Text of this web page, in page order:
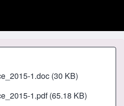
1.doc (30 KB)
1.pdf (65.18 KB)